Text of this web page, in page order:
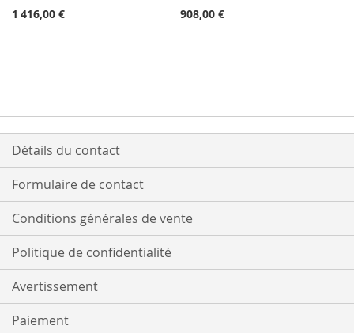
1 416,00 €
908,00 €
Détails du contact
Formulaire de contact
Conditions générales de vente
Politique de confidentialité
Avertissement
Paiement